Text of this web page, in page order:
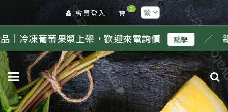
會員登入 0
果漿上架，歡迎來電詢價 點擊 ／新品｜冷凍